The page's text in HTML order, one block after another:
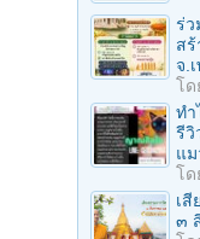
ร่ว
ส
จ.
โด
ทำ
รีวิ
แ
โด
เ
๓